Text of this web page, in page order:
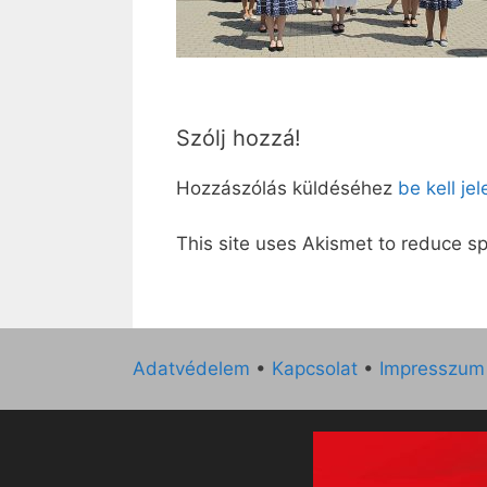
Szólj hozzá!
Hozzászólás küldéséhez be kell
This site uses Akismet to reduce
Adatvédelem • Kapcsolat • Impresszum